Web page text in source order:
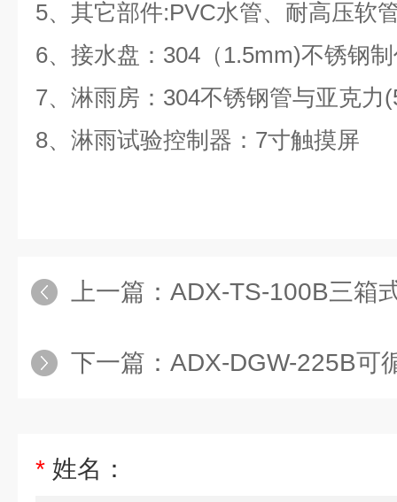
5、其它部件:PVC水管、耐高压软
6、接水盘：304（1.5mm)不锈钢
7、淋雨房：304不锈钢管与亚克力
8、淋雨试验控制器：7寸触摸屏
上一篇： ADX-TS-100B三箱式高低
下一篇： ADX-DGW-225B可
* 姓名：